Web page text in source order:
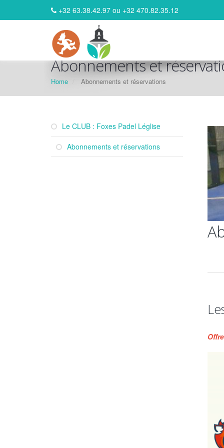
+32 63.38.42.97 ou +32 470.82.35.12
Abonnements et
Home Abonnements et réservations
Le CLUB : Foxes Padel Léglise
Abonnements et réservations